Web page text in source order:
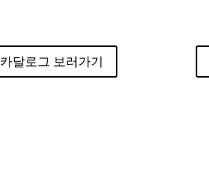
카달로그 보러가기